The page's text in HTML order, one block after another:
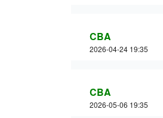
CBA
2026-04-24 19:35
CBA
2026-05-06 19:35